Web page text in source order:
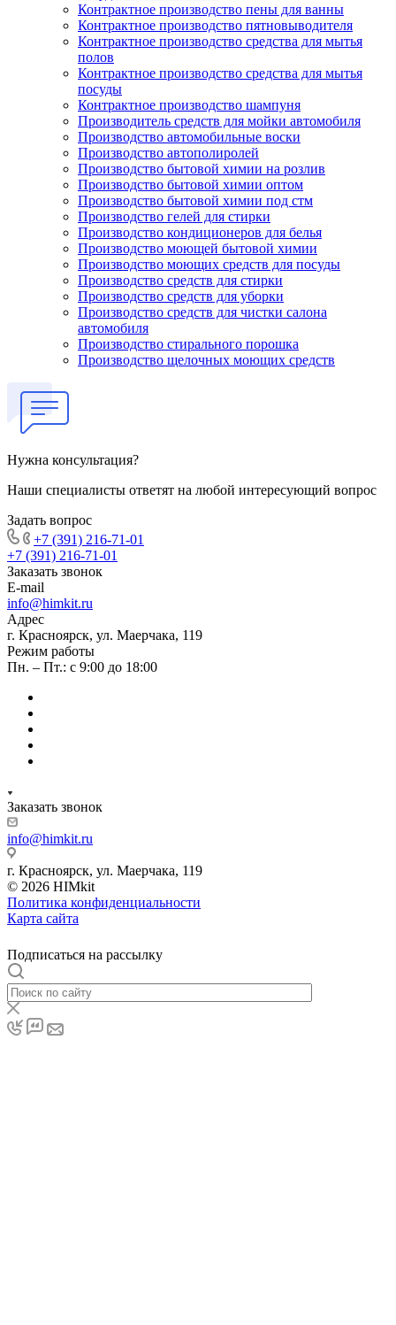
Контрактное производство пены для ванны
Контрактное производство пятновыводителя
Контрактное производство средства для мытья
полов
Контрактное производство средства для мытья
посуды
Контрактное производство шампуня
Производитель средств для мойки автомобиля
Производство автомобильные воски
Производство автополиролей
Производство бытовой химии на розлив
Производство бытовой химии оптом
Производство бытовой химии под стм
Производство гелей для стирки
Производство кондиционеров для белья
Производство моющей бытовой химии
Производство моющих средств для посуды
Производство средств для стирки
Производство средств для уборки
Производство средств для чистки салона
автомобиля
Производство стирального порошка
Производство щелочных моющих средств
Нужна консультация?
Наши специалисты ответят на любой интересующий вопрос
Задать вопрос
+7 (391) 216-71-01
+7 (391) 216-71-01
Заказать звонок
E-mail
info@himkit.ru
Адрес
г. Красноярск, ул. Маерчака, 119
Режим работы
Пн. – Пт.: с 9:00 до 18:00
Заказать звонок
info@himkit.ru
г. Красноярск, ул. Маерчака, 119
© 2026 HIMkit
Политика конфиденциальности
Карта сайта
Подписаться на рассылку